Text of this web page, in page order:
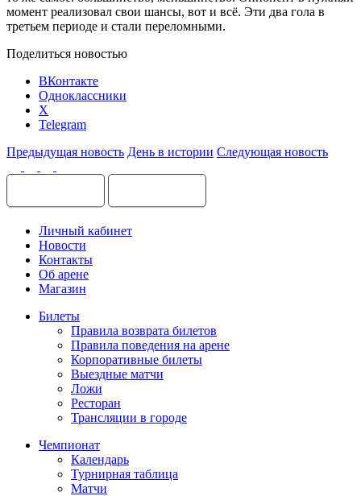
момент реализовал свои шансы, вот и всё. Эти два гола в
третьем периоде и стали переломными.
Поделиться новостью
ВКонтакте
Одноклассники
X
Telegram
Предыдущая новость День в истории Следующая новость
Личный кабинет
Новости
Контакты
Об арене
Магазин
Билеты
Правила возврата билетов
Правила поведения на арене
Корпоративные билеты
Выездные матчи
Ложи
Ресторан
Трансляции в городе
Чемпионат
Календарь
Турнирная таблица
Матчи